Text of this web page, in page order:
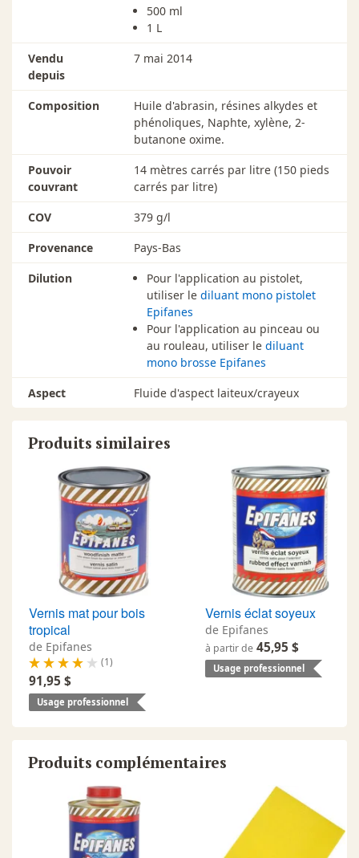
500 ml
1 L
Vendu
depuis
7 mai 2014
Composition
Huile d'abrasin, résines alkydes et
phénoliques, Naphte, xylène, 2-
butanone oxime.
Pouvoir
couvrant
14 mètres carrés par litre (150 pieds
carrés par litre)
COV
379 g/l
Provenance
Pays-Bas
Dilution
Pour l'application au pistolet,
utiliser le diluant mono pistolet
Epifanes
Pour l'application au pinceau ou
au rouleau, utiliser le diluant
mono brosse Epifanes
Aspect
Fluide d'aspect laiteux/crayeux
Produits similaires
Vernis mat pour bois
tropical
de Epifanes
(1)
91,95 $
Usage professionnel
Vernis éclat soyeux
de Epifanes
à partir de 45,95 $
Usage professionnel
Produits complémentaires